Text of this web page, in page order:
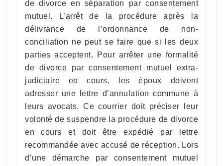
de divorce en séparation par consentement
mutuel. L’arrêt de la procédure après la
délivrance de l’ordonnance de non-
conciliation ne peut se faire que si les deux
parties acceptent. Pour arrêter une formalité
de divorce par consentement mutuel extra-
judiciaire en cours, les époux doivent
adresser une lettre d’annulation commune à
leurs avocats. Ce courrier doit préciser leur
volonté de suspendre la procédure de divorce
en cours et doit être expédié par lettre
recommandée avec accusé de réception. Lors
d’une démarche par consentement mutuel